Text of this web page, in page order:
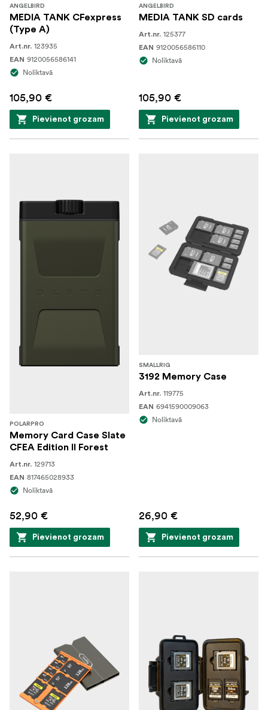
ANGELBIRD
MEDIA TANK CFexpress
(Type A)
Art.nr. 123935
EAN 9120056586141
Noliktavā
105,90 €
Pievienot grozam
ANGELBIRD
MEDIA TANK SD cards
Art.nr. 125377
EAN 9120056586110
Noliktavā
105,90 €
Pievienot grozam
POLARPRO
Memory Card Case Slate
CFEA Edition II Forest
Art.nr. 129713
EAN 817465028933
Noliktavā
52,90 €
Pievienot grozam
SMALLRIG
3192 Memory Case
Art.nr. 119775
EAN 6941590009063
Noliktavā
26,90 €
Pievienot grozam